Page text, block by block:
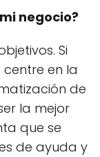
negocio?
Si
en la
de
la mejor
que se
de ayuda y